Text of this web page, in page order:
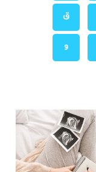
ق
و